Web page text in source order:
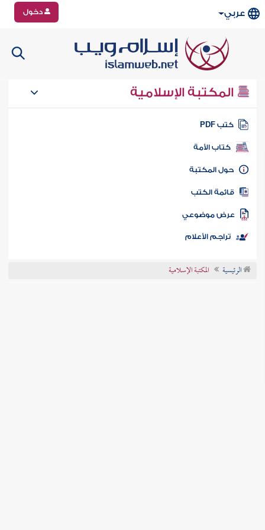
عربي دخول
المكتبة الإسلامية
كتب PDF
كتاب الأمة
المكتبة
الكتب
موضوعي
تراجم الأعلام
الرئيسية المكتبة الإسلامية